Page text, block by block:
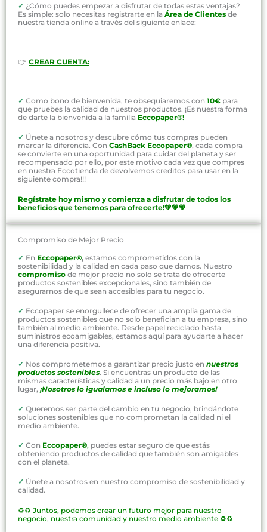
✓ ¿Cómo puedes empezar a disfrutar de todas estas ventajas?
Es simple: solo necesitas registrarte en la Área de Clientes de
nuestra tienda online a través del siguiente enlace:
👉 CREAR CUENTA:
✓ Como bono de bienvenida, te obsequiaremos con 10€ para
que pruebes la calidad de nuestros productos. ¡Es nuestra forma
de darte la bienvenida a la familia Eccopaper®!
✓ Únete a nosotros y descubre cómo tus compras pueden
marcar la diferencia. Con CashBack Eccopaper®, cada compra
se convierte en una oportunidad para cuidar del planeta y ser
recompensado por ello, por este motivo cada vez que compres
en nuestra Eccotienda de devolvemos creditos para usar en la
siguiente compra!!!
Regístrate hoy mismo y comienza a disfrutar de todos los
beneficios que tenemos para ofrecerte!💚💚💚
Compromiso de Mejor Precio
✓ En Eccopaper®, estamos comprometidos con la
sostenibilidad y la calidad en cada paso que damos. Nuestro
compromiso de mejor precio no solo se trata de ofrecerte
productos sostenibles excepcionales, sino también de
asegurarnos de que sean accesibles para tu negocio.
✓ Eccopaper se enorgullece de ofrecer una amplia gama de
productos sostenibles que no solo benefician a tu empresa, sino
también al medio ambiente. Desde papel reciclado hasta
suministros ecoamigables, estamos aquí para ayudarte a hacer
una diferencia positiva.
✓ Nos comprometemos a garantizar precio justo en nuestros
productos sostenibles. Si encuentras un producto de las
mismas características y calidad a un precio más bajo en otro
lugar, ¡Nosotros lo igualamos e incluso lo mejoramos!
✓ Queremos ser parte del cambio en tu negocio, brindándote
soluciones sostenibles que no comprometan la calidad ni el
medio ambiente.
✓ Con Eccopaper®, puedes estar seguro de que estás
obteniendo productos de calidad que también son amigables
con el planeta.
✓ Únete a nosotros en nuestro compromiso de sostenibilidad y
calidad.
♻️♻️ Juntos, podemos crear un futuro mejor para nuestro
negocio, nuestra comunidad y nuestro medio ambiente ♻️♻️